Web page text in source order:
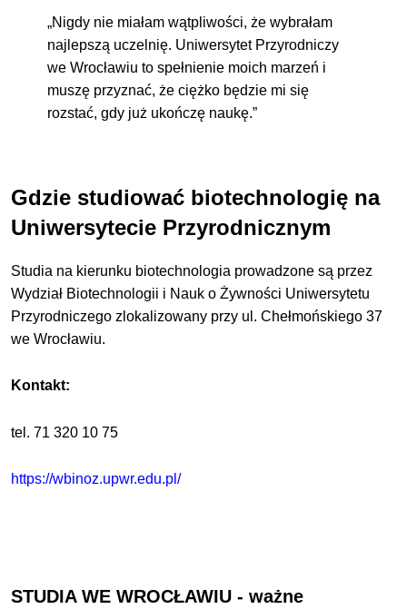
„Nigdy nie miałam wątpliwości, że wybrałam
najlepszą uczelnię. Uniwersytet Przyrodniczy
we Wrocławiu to spełnienie moich marzeń i
muszę przyznać, że ciężko będzie mi się
rozstać, gdy już ukończę naukę.”
Gdzie studiować biotechnologię na
Uniwersytecie Przyrodnicznym
Studia na kierunku biotechnologia prowadzone są przez
Wydział Biotechnologii i Nauk o Żywności Uniwersytetu
Przyrodniczego zlokalizowany przy ul. Chełmońskiego 37
we Wrocławiu.
Kontakt:
tel.71 320 10 75
https://wbinoz.upwr.edu.pl/
STUDIA WE WROCŁAWIU - ważne